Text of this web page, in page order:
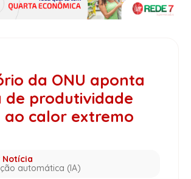
da ONU aponta
de produtividade
ao calor extremo
Notícia
automática (IA)